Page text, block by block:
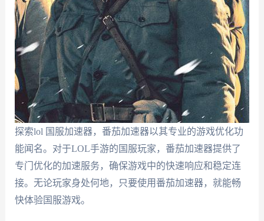
探索lol 国服加速器，番茄加速器以其专业的游戏优化功
能闻名。对于LOL手游的国服玩家，番茄加速器提供了
专门优化的加速服务，确保游戏中的快速响应和稳定连
接。无论玩家身处何地，只要使用番茄加速器，就能畅
快体验国服游戏。